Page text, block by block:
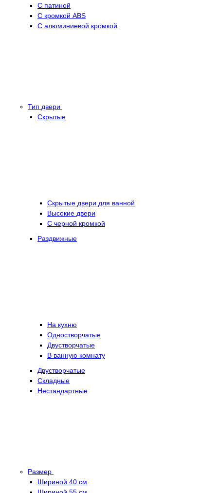
С патиной
С кромкой ABS
С алюминиевой кромкой
Тип двери
Скрытые
Скрытые двери для ванной
Высокие двери
С черной кромкой
Раздвижные
На кухню
Одностворчатые
Двустворчатые
В ванную комнату
Двустворчатые
Складные
Нестандартные
Размер
Шириной 40 см